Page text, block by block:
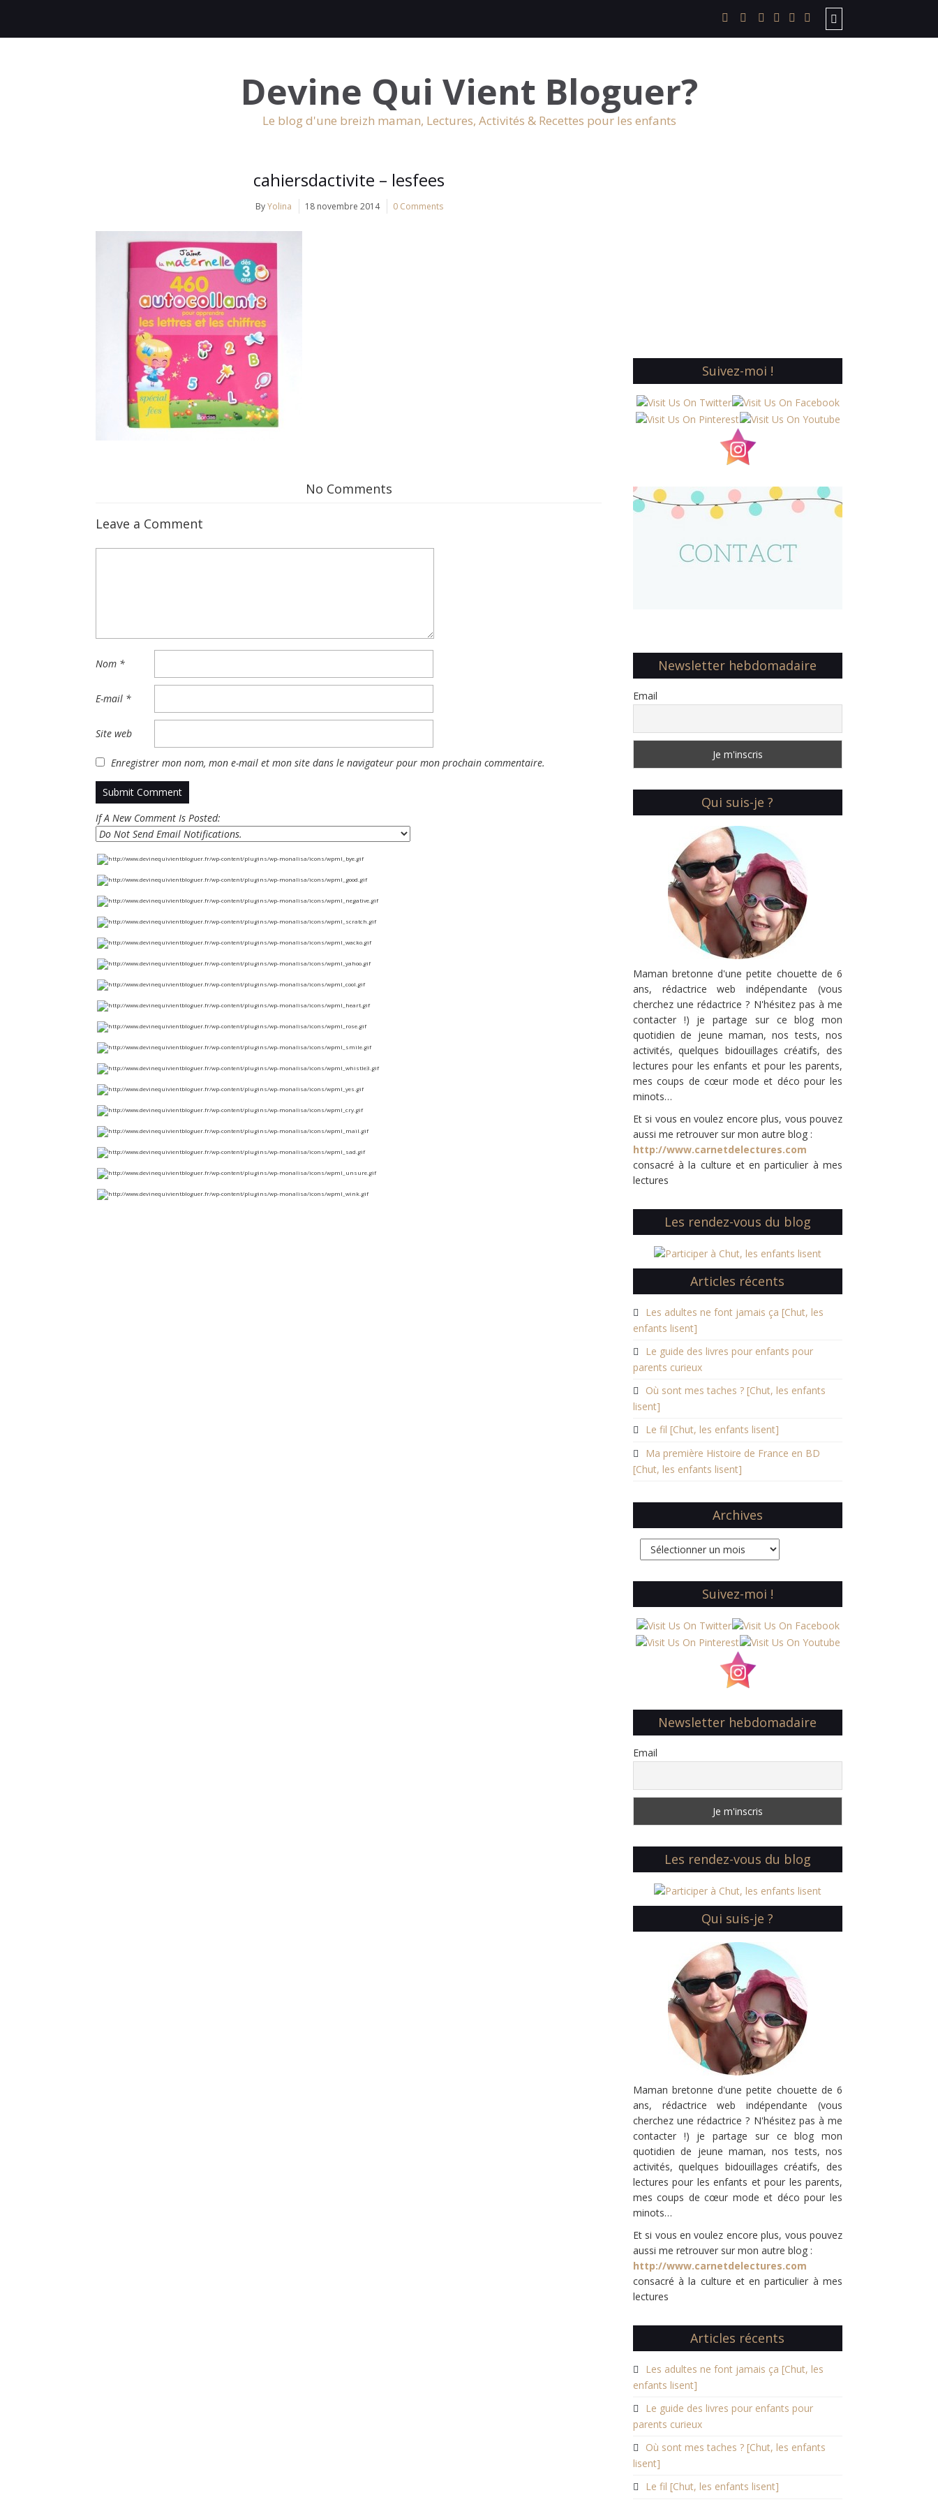
Devine Qui Vient Bloguer?
Le blog d'une breizh maman, Lectures, Activités & Recettes pour les enfants
cahiersdactivite – lesfees
ByYolina 18 novembre 2014 0 Comments
No Comments
Leave a Comment
Nom *
E-mail *
Site web
Enregistrer mon nom, mon e-mail et mon site dans le navigateur pour mon prochain commentaire.
If A New Comment Is Posted:
Suivez-moi !
Newsletter hebdomadaire
Email
Qui suis-je ?
Maman bretonne d'une petite chouette de 6
ans, rédactrice web indépendante (vous
cherchez une rédactrice ? N'hésitez pas à me
contacter !) je partage sur ce blog mon
quotidien de jeune maman, nos tests, nos
activités, quelques bidouillages créatifs, des
lectures pour les enfants et pour les parents,
mes coups de cœur mode et déco pour les
minots…
Et si vous en voulez encore plus, vous pouvez
aussi me retrouver sur mon autre blog :
http://www.carnetdelectures.com
consacré à la culture et en particulier à mes
lectures
Les rendez-vous du blog
Articles récents
Les adultes ne font jamais ça [Chut, les
enfants lisent]
Le guide des livres pour enfants pour
parents curieux
Où sont mes taches ? [Chut, les enfants
lisent]
Le fil [Chut, les enfants lisent]
Ma première Histoire de France en BD
[Chut, les enfants lisent]
Archives
Archives
Suivez-moi !
Newsletter hebdomadaire
Email
Les rendez-vous du blog
Qui suis-je ?
Maman bretonne d'une petite chouette de 6
ans, rédactrice web indépendante (vous
cherchez une rédactrice ? N'hésitez pas à me
contacter !) je partage sur ce blog mon
quotidien de jeune maman, nos tests, nos
activités, quelques bidouillages créatifs, des
lectures pour les enfants et pour les parents,
mes coups de cœur mode et déco pour les
minots…
Et si vous en voulez encore plus, vous pouvez
aussi me retrouver sur mon autre blog :
http://www.carnetdelectures.com
consacré à la culture et en particulier à mes
lectures
Articles récents
Les adultes ne font jamais ça [Chut, les
enfants lisent]
Le guide des livres pour enfants pour
parents curieux
Où sont mes taches ? [Chut, les enfants
lisent]
Le fil [Chut, les enfants lisent]